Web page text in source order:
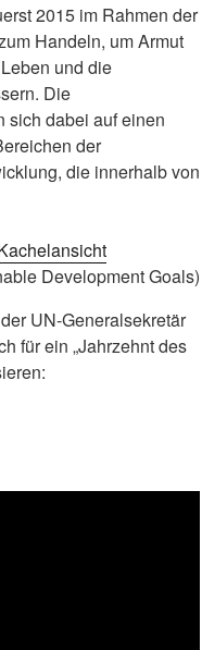
2015 im Rahmen der
Handeln, um Armut
und die
Die
sich dabei auf einen
der
die innerhalb von
Development Goals)
UN-Generalsekretär
für ein „Jahrzehnt des